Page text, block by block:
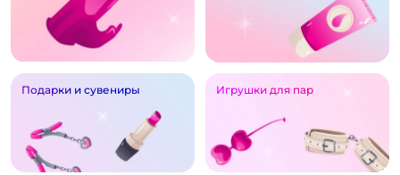
Подарки и сувениры Игрушки для пар